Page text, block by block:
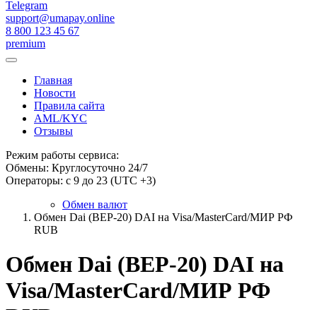
Telegram
support@umapay.online
8 800 123 45 67
premium
Главная
Новости
Правила сайта
AML/KYC
Отзывы
Режим работы сервиса:
Обмены: Круглосуточно 24/7
Операторы: с 9 до 23 (UTC +3)
Обмен валют
Обмен Dai (BEP-20) DAI на Visa/MasterCard/МИР РФ
RUB
Обмен Dai (BEP-20) DAI на
Visa/MasterCard/МИР РФ